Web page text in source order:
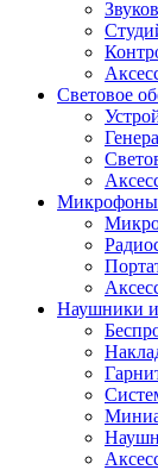
Световое
Микрофоны
Наушники